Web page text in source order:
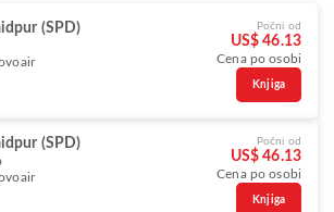
(SPD) Počni od
US$ 46.13
Cena po osobi
Knjiga
(SPD) Počni od
US$ 46.13
Cena po osobi
Knjiga